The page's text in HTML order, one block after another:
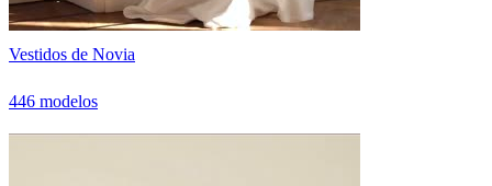
Vestidos de Novia
446 modelos